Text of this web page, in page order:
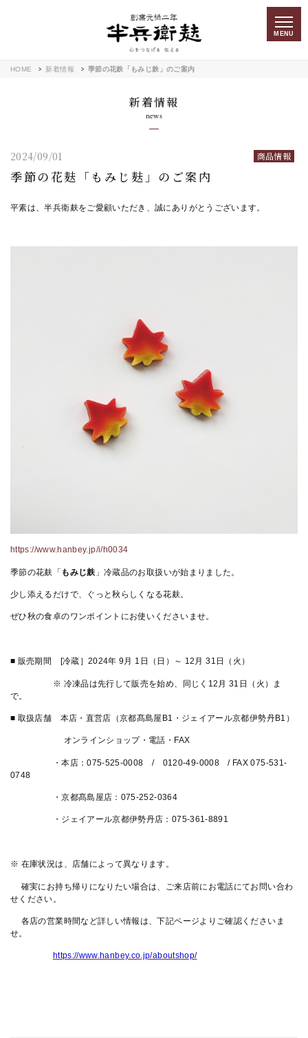
MENU
HOME 新着情報 季節の花麸「もみじ麸」のご案内
新着情報
news
季節の花麸「もみじ麸」のご案内
2024/09/01 商品情報
平素は、半兵衛麸をご愛顧いただき、誠にありがとうございます。
https://www.hanbey.jp/i/h0034
季節の花麸「 もみじ麸 」冷蔵品のお取扱いが始まりました。
少し添えるだけで、ぐっと秋らしくなる花麸。
ぜひ秋の食卓のワンポイントにお使いくださいませ。
■ 販売期間 [冷蔵］2024年 9月 1日（日）～ 12月 31日（火）
※ 冷凍品は先行して販売を始め、同じく12月 31日（火）ま
で。
■ 取扱店舗 本店・直営店（京都髙島屋B1・ジェイアール京都伊勢丹B1）
オンラインショップ・電話・FAX
・本店：075-525-0008 / 0120-49-0008 / FAX 075-531-
0748
・京都髙島屋店：075-252-0364
・ジェイアール京都伊勢丹店：075-361-8891
※ 在庫状況は、店舗によって異なります。
確実にお持ち帰りになりたい場合は、ご来店前にお電話にてお問い合わ
せください。
各店の営業時間など詳しい情報は、下記ページよりご確認くださいま
せ。
https://www.hanbey.co.jp/aboutshop/